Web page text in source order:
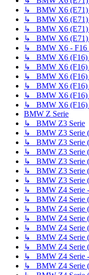
↳ BMW X6 (E71)
↳ BMW X6 (E71)
↳ BMW X6 (E71)
↳ BMW X6 (E71)
↳ BMW X6 - F16
↳ BMW X6 (F16)
↳ BMW X6 (F16)
↳ BMW X6 (F16)
↳ BMW X6 (F16)
↳ BMW X6 (F16)
↳ BMW X6 (F16)
BMW Z Serie
↳ BMW Z3 Serie
↳ BMW Z3 Serie
↳ BMW Z3 Serie
↳ BMW Z3 Serie
↳ BMW Z3 Serie
↳ BMW Z3 Serie
↳ BMW Z3 Serie
↳ BMW Z4 Serie
↳ BMW Z4 Serie
↳ BMW Z4 Serie
↳ BMW Z4 Serie
↳ BMW Z4 Serie
↳ BMW Z4 Serie
↳ BMW Z4 Serie
↳ BMW Z4 Serie
↳ BMW Z4 Serie